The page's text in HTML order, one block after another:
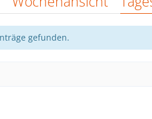
gefunden.